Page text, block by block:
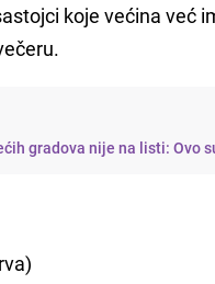
koje većina već
gradova nije na listi: Ovo